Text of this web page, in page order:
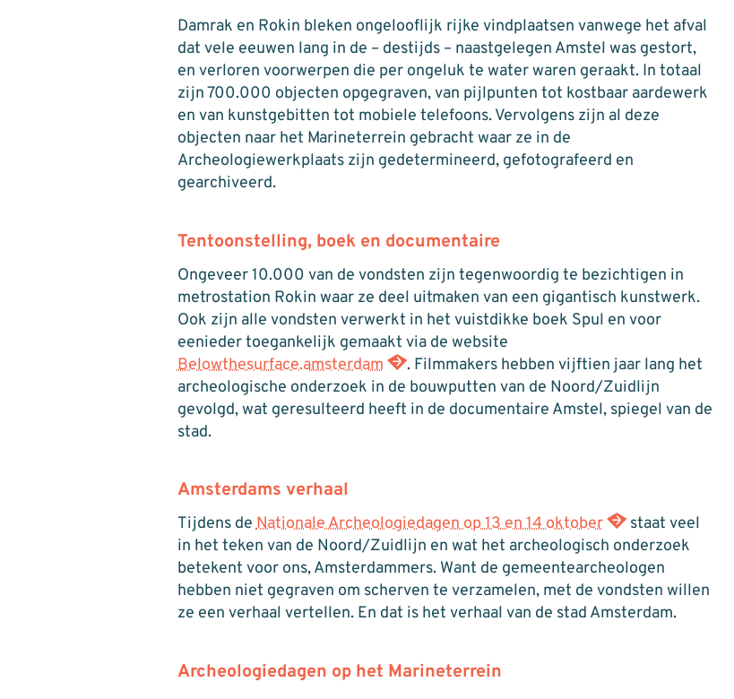
Damrak en Rokin bleken ongelooflijk rijke vindplaatsen vanwege het afval
dat vele eeuwen lang in de – destijds – naastgelegen Amstel was gestort,
en verloren voorwerpen die per ongeluk te water waren geraakt. In totaal
zijn 700.000 objecten opgegraven, van pijlpunten tot kostbaar aardewerk
en van kunstgebitten tot mobiele telefoons. Vervolgens zijn al deze
objecten naar het Marineterrein gebracht waar ze in de
Archeologiewerkplaats zijn gedetermineerd, gefotografeerd en
gearchiveerd.
Tentoonstelling, boek en documentaire
Ongeveer 10.000 van de vondsten zijn tegenwoordig te bezichtigen in
metrostation Rokin waar ze deel uitmaken van een gigantisch kunstwerk.
Ook zijn alle vondsten verwerkt in het vuistdikke boek Spul en voor
eenieder toegankelijk gemaakt via de website
Belowthesurface.amsterdam
. Filmmakers hebben vijftien jaar lang het
archeologische onderzoek in de bouwputten van de Noord/Zuidlijn
gevolgd, wat geresulteerd heeft in de documentaire Amstel, spiegel van de
stad.
Amsterdams verhaal
Tijdens deNationale Archeologiedagen op 13 en 14 oktober
staat veel
in het teken van de Noord/Zuidlijn en wat het archeologisch onderzoek
betekent voor ons, Amsterdammers. Want de gemeentearcheologen
hebben niet gegraven om scherven te verzamelen, met de vondsten willen
ze een verhaal vertellen. En dat is het verhaal van de stad Amsterdam.
Archeologiedagen op het Marineterrein